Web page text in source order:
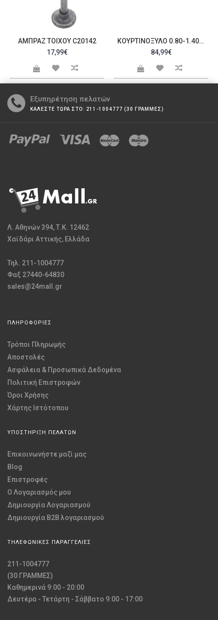
ΑΜΠΡΆΖ ΤΟΊΧΟΥ C20142
17,99€
ΚΟΥΡΤΙΝΌΞΥΛΟ 0.80-1.40M ΜΟΝΌ C23522
84,99€
Εξυπηρέτηση πελατών
ΚΑΛΕΣΤΕ ΤΩΡΑ ΣΤΟ: 211-1004777 (30 ΓΡΑΜΜΕΣ)
Λ. Αθηνών 394, Τ.Κ. 12462
Χαϊδάρι Αττικής, Ελλάδα
Τηλ. 211-1004777
Φαξ 27440-64830
sales@24mall.gr
ΠΛΗΡΟΦΟΡΙΕΣ
Τρόποι Πληρωμής
Αποστολές
Ασφάλεια & Προσωπικά Δεδομένα
Πολιτική Επιστροφών
Όροι Χρήσης
Χάρτης Ιστότοπου
ΥΠΟΣΤΗΡΙΞΗ ΠΕΛΑΤΩΝ
Επικοινωνήστε μαζί μας
Blog
Επιστροφές
O Λογαριασμός μου
Δημιουργία Λογαριασμού
Δημιουργία B2B λογαριασμού
ΤΗΛΕΦΩΝΙΚΕΣ ΠΑΡΑΓΓΕΛΙΕΣ
211-1004777
(30 ΓΡΑΜΜΕΣ)
Καθημερινά 9:00 - 20:00
Δευτέρα - Τετάρτη - Σάββατο 9:00 - 17:00